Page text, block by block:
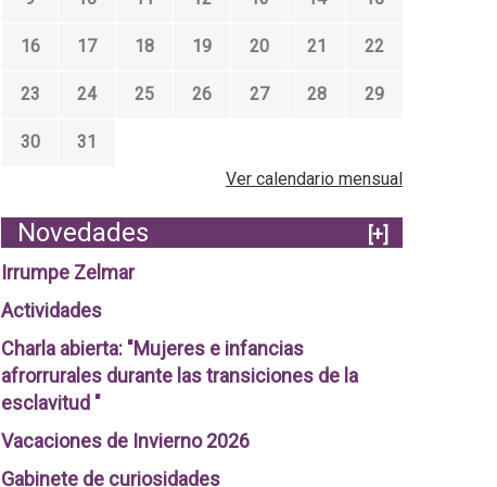
16 17 18 19 20 21 22
23 24 25 26 27 28 29
30
31
Ver calendario mensual
Novedades
[+]
Irrumpe Zelmar
Actividades
Charla abierta: "Mujeres e infancias
afrorrurales durante las transiciones de la
esclavitud "
Vacaciones de Invierno 2026
Gabinete de curiosidades